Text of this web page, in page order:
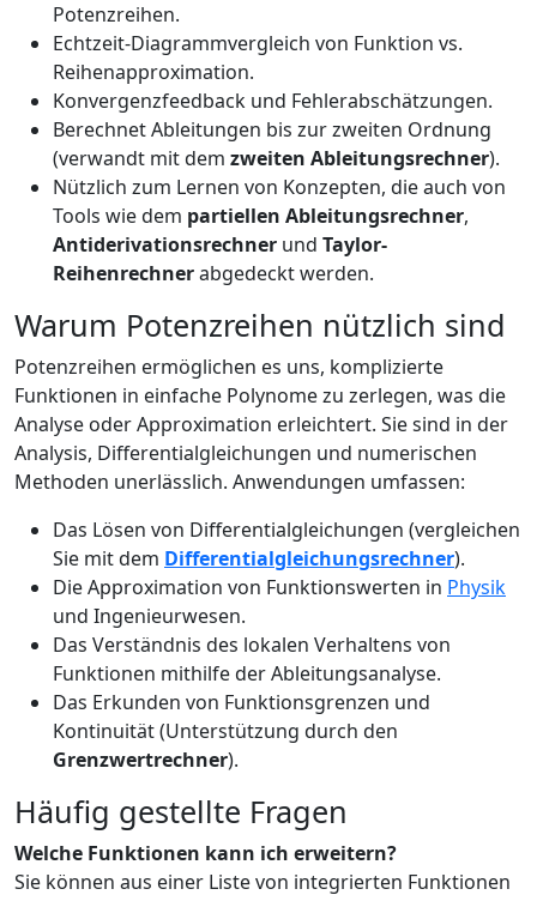
Potenzreihen.
Echtzeit-Diagrammvergleich von Funktion vs.
Reihenapproximation.
Konvergenzfeedback und Fehlerabschätzungen.
Berechnet Ableitungen bis zur zweiten Ordnung
(verwandt mit dem zweiten Ableitungsrechner).
Nützlich zum Lernen von Konzepten, die auch von
Tools wie dem partiellen Ableitungsrechner,
Antiderivationsrechner und Taylor-
Reihenrechnerabgedeckt werden.
Warum Potenzreihen nützlich sind
Potenzreihen ermöglichen es uns, komplizierte
Funktionen in einfache Polynome zu zerlegen, was die
Analyse oder Approximation erleichtert. Sie sind in der
Analysis, Differentialgleichungen und numerischen
Methoden unerlässlich. Anwendungen umfassen:
Das Lösen von Differentialgleichungen (vergleichen
Sie mit dem Differentialgleichungsrechner).
Die Approximation von Funktionswerten in Physik
und Ingenieurwesen.
Das Verständnis des lokalen Verhaltens von
Funktionen mithilfe der Ableitungsanalyse.
Das Erkunden von Funktionsgrenzen und
Kontinuität (Unterstützung durch den
Grenzwertrechner).
Häufig gestellte Fragen
Welche Funktionen kann ich erweitern?
Sie können aus einer Liste von integrierten Funktionen